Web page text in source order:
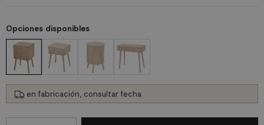
Opciones disponibles
en fabricación, consultar fecha